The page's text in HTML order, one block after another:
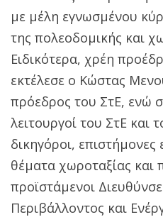
με μέλη εγνωσμένου
της πολεοδομικής και
Ειδικότερα, χρέη
εκτέλεσε ο Κώστας
πρόεδρος του ΣτΕ, ενώ
λειτουργοί του ΣτΕ και
δικηγόροι, επιστήμονες
θέματα χωροταξίας και
προϊστάμενοι
Περιβάλλοντος και